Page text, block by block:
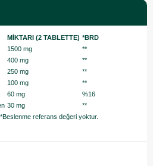
MİKTARI (2 TABLETTE) *BRD
1500 mg
**
400 mg
**
250 mg
**
100 mg
**
60 mg
%16
30 mg
**
referans değeri yoktur.